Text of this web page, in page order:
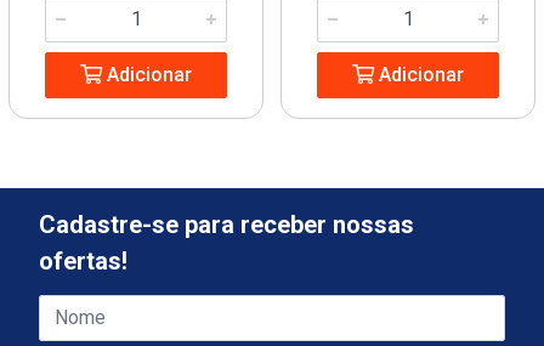
Adicionar Adicionar
Cadastre-se para receber nossas
ofertas!